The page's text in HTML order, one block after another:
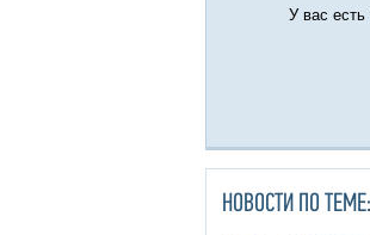
У вас
НОВОСТИ ПО ТЕМЕ: